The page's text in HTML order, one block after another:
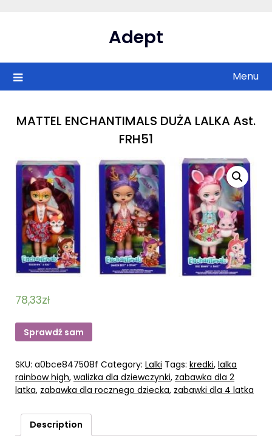
Adept
Menu
MATTEL ENCHANTIMALS DUŻA LALKA Ast.
FRH51
78,33zł
Sprawdź sam
SKU: a0bce847508f Category: Lalki Tags: kredki, lalka
rainbow high, walizka dla dziewczynki, zabawka dla 2
latka, zabawka dla rocznego dziecka, zabawki dla 4 latka
Description